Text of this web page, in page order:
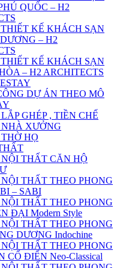
QUỐC – H2
KẾ KHÁCH SẠN
– H2
KẾ KHÁCH SẠN
– H2 ARCHITECTS
DỰ ÁN THEO MÔ
GHÉP , TIỀN CHẾ
XƯỞNG
HỌ
THẤT CĂN HỘ
THẤT THEO PHONG
– SABI
THẤT THEO PHONG
ĐẠI Modern Style
THẤT THEO PHONG
DƯƠNG Indochine
THẤT THEO PHONG
CỔ ĐIỂN Neo-Classical